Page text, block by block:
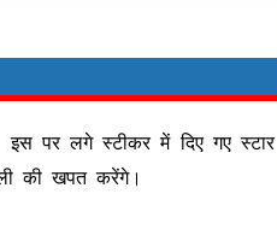
इस पर लगे स्टीकर में दिए गए स्टार
की खपत करेंगे।